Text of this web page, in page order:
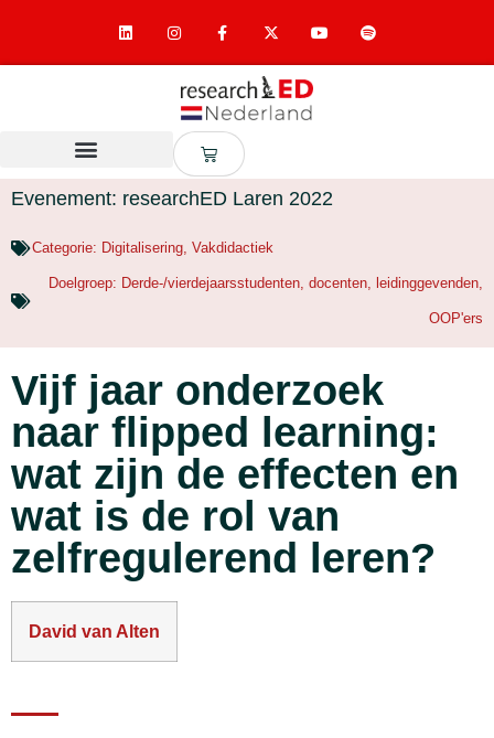
Evenement: researchED Laren 2022
Categorie: Digitalisering Vakdidactiek
Doelgroep: Derde-/vierdejaarsstudenten docenten leidinggevenden
OOP'ers
Vijf jaar onderzoek
naar flipped learning:
wat zijn de effecten en
wat is de rol van
zelfregulerend leren?
David van Alten